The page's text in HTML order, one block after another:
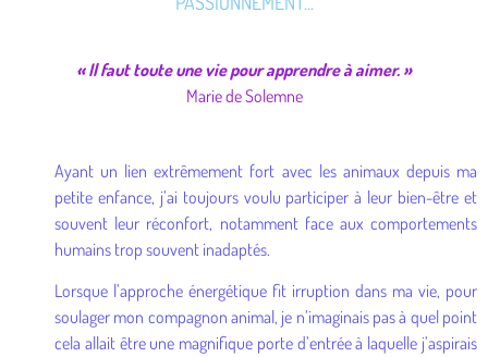
« Il faut toute une vie pour apprendre à aimer. »
Marie de Solemne
Ayant un lien extrêmement fort avec les animaux depuis ma
petite enfance, j’ai toujours voulu participer à leur bien-être et
souvent leur réconfort, notamment face aux comportements
humains trop souvent inadaptés.
Lorsque l’approche énergétique fit irruption dans ma vie, pour
soulager mon compagnon animal, je n’imaginais pas à quel point
cela allait être une magnifique porte d’entrée à laquelle j’aspirais